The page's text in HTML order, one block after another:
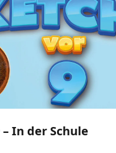
In der Schule